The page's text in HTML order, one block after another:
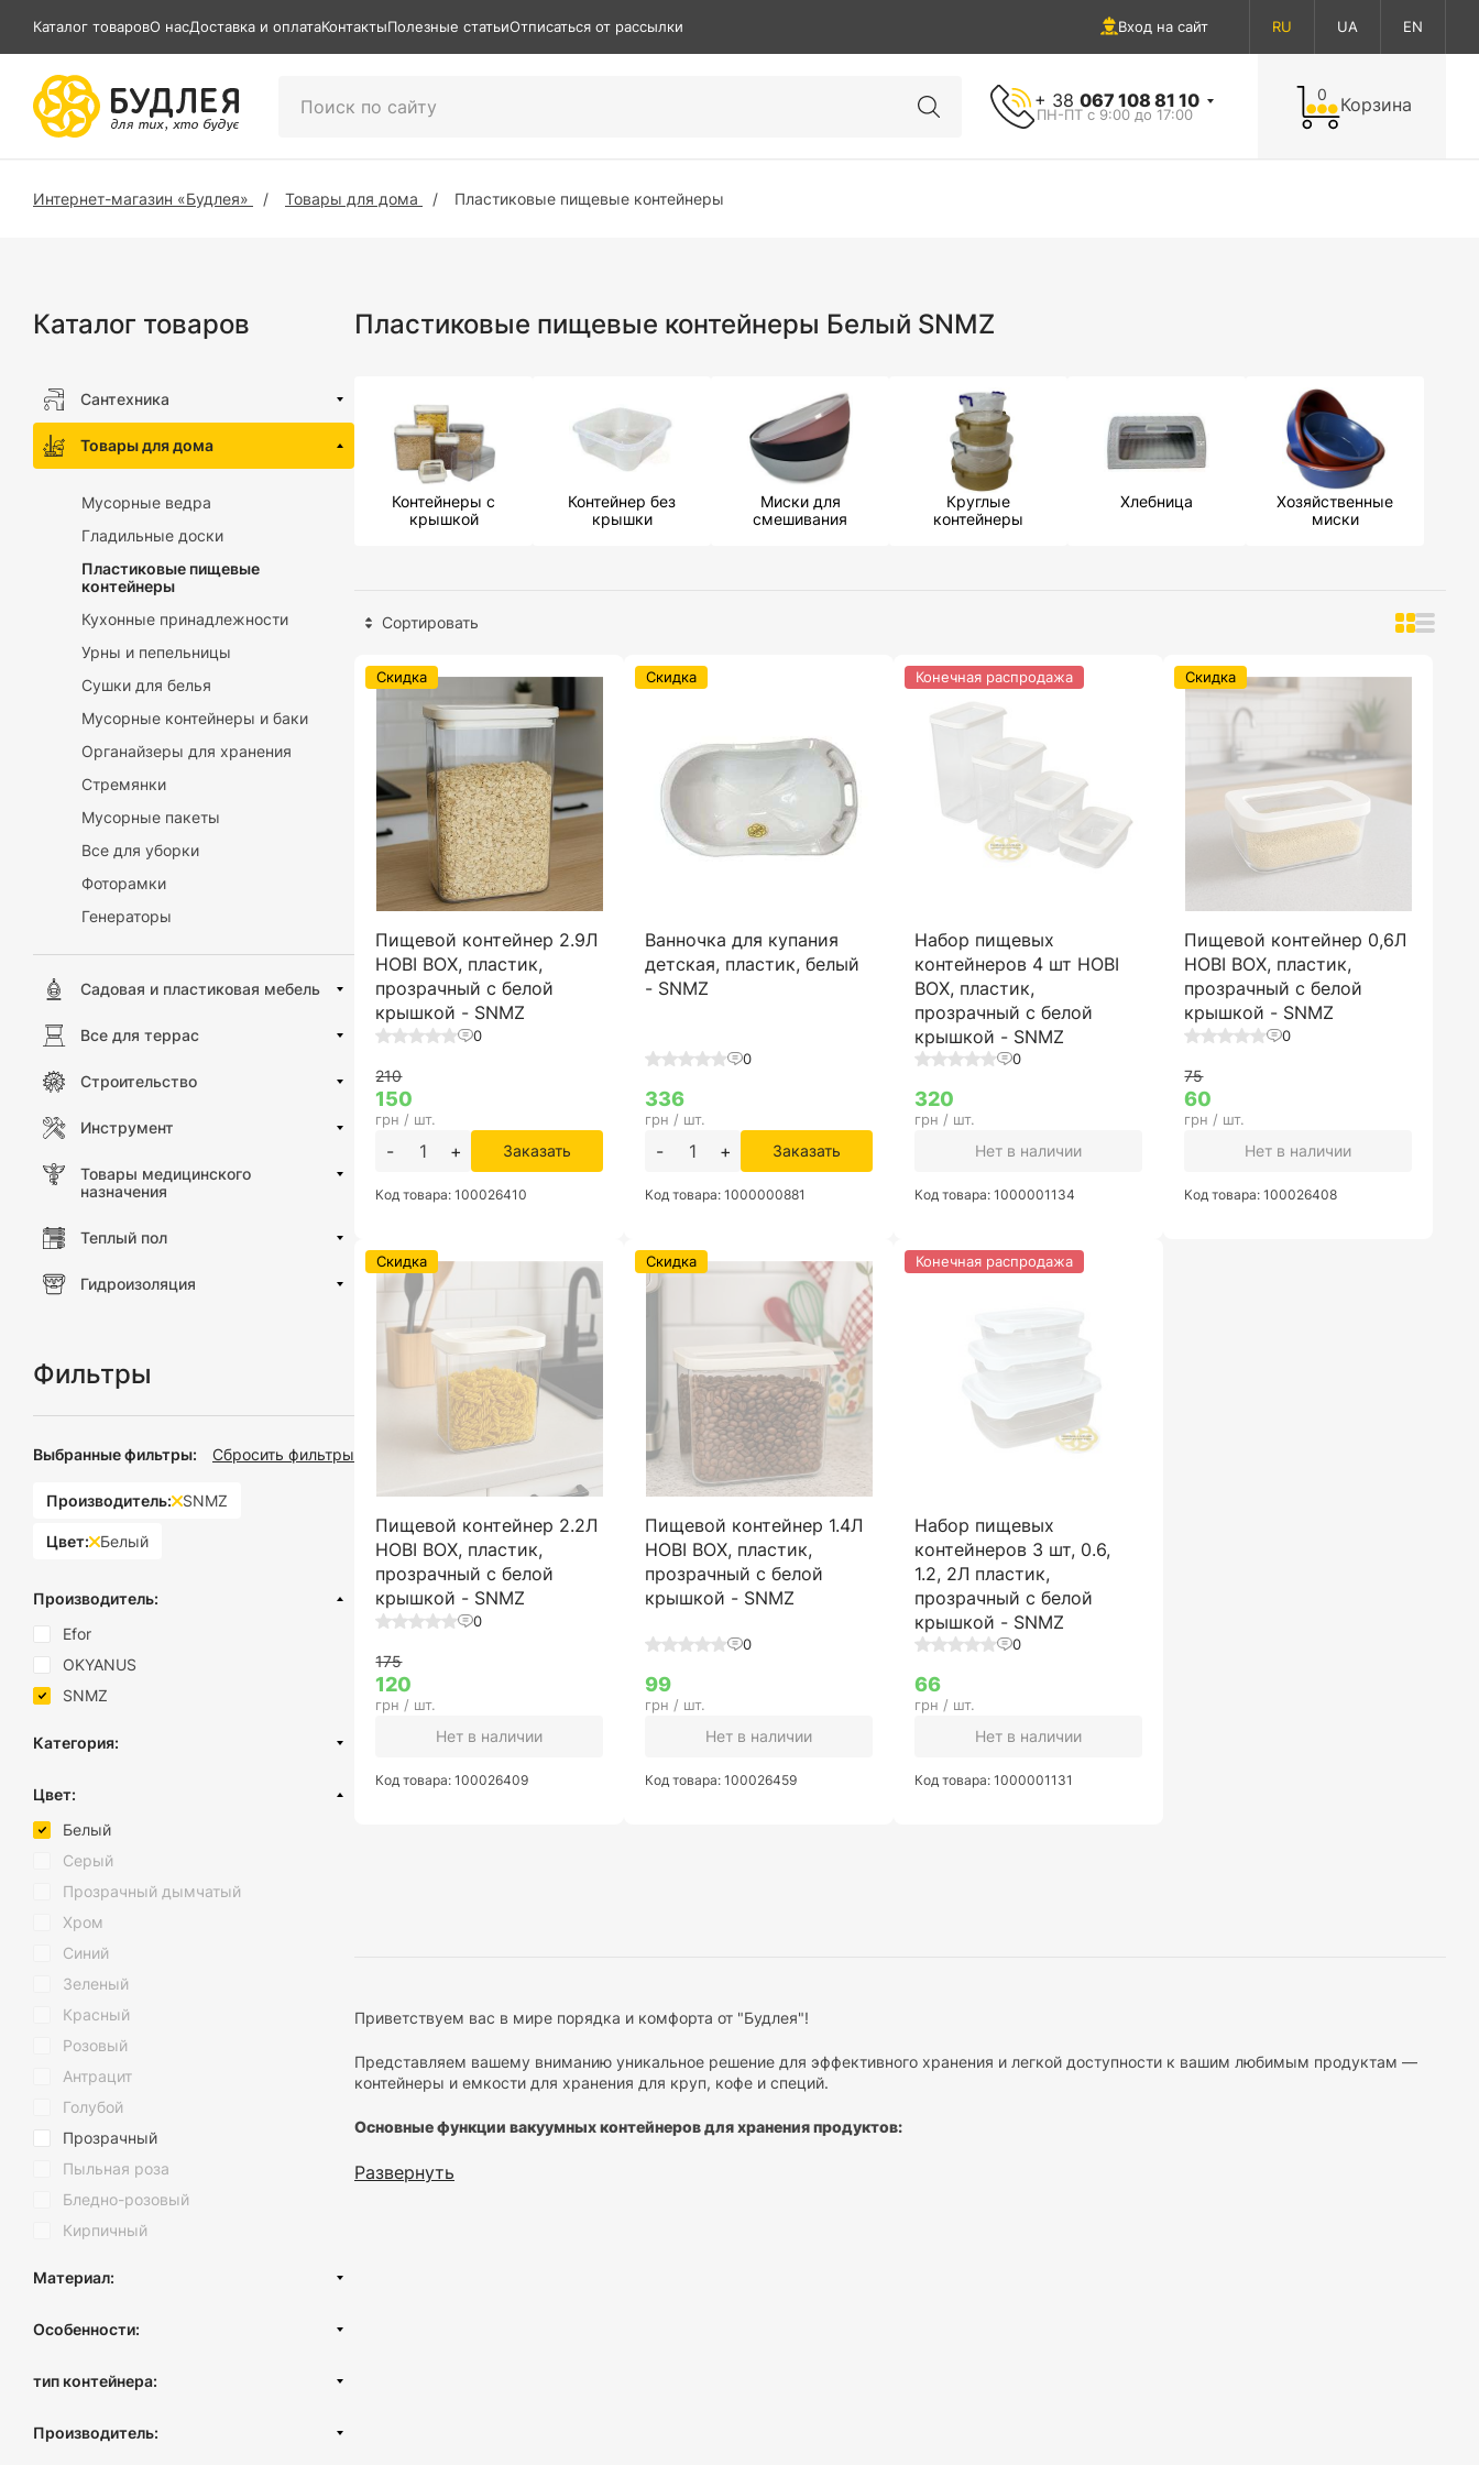
Каталог товаровО насДоставка и оплатаКонтактыПолезные статьиОтписаться от рассылки Вход на сайт RU UA EN
+ 38 067 108 81 10
ПН-ПТ с 9:00 до 17:00
0 Корзина
Интернет-магазин «Будлея» Товары для дома Пластиковые пищевые контейнеры
Каталог товаров
Сантехника
Товары для дома
Мусорные ведра
Гладильные доски
Пластиковые пищевые
контейнеры
Кухонные принадлежности
Урны и пепельницы
Сушки для белья
Мусорные контейнеры и баки
Органайзеры для хранения
Стремянки
Мусорные пакеты
Все для уборки
Фоторамки
Генераторы
Садовая и пластиковая мебель
Все для террас
Строительство
Инструмент
Товары медицинского
назначения
Теплый пол
Гидроизоляция
Фильтры
Выбранные фильтры: Сбросить фильтры
Производитель: SNMZ
Цвет: Белый
Производитель:
Efor
OKYANUS
SNMZ
Категория:
Хозяйственные миски
Ванночки детские
Цвет:
Белый
Серый
Прозрачный дымчатый
Хром
Синий
Зеленый
Красный
Розовый
Антрацит
Голубой
Прозрачный
Пыльная роза
Бледно-розовый
Кирпичный
Материал:
Пластик (вторичный)
Особенности:
Без крышки
тип контейнера:
Миски и емкости для смешивания
Производитель:
Пластиковые пищевые контейнеры Белый SNMZ
Приветствуем вас в мире порядка и комфорта от "Будлея"!
Представляем вашему вниманию уникальное решение для эффективного хранения и легкой доступности к вашим любимым продуктам —
контейнеры и емкости для хранения для круп, кофе и специй.
Основные функции вакуумных контейнеров для хранения продуктов:
Простор и порядок:
Развернуть
Контейнеры с
крышкой
Контейнер без
крышки
Миски для
смешивания
Круглые
контейнеры
Хлебница
Хозяйственные
миски
Сортировать
Пищевой контейнер 2.9Л
HOBI BOX, пластик,
прозрачный с белой
крышкой - SNMZ
0
Скидка
210
150
грн / шт.
- + Заказать
Код товара: 100026410
Ванночка для купания
детская, пластик, белый
- SNMZ
0
Скидка
336
грн / шт.
- + Заказать
Код товара: 1000000881
Набор пищевых
контейнеров 4 шт HOBI
BOX, пластик,
прозрачный с белой
крышкой - SNMZ
0
Конечная распродажа
320
грн / шт.
Нет в наличии
Код товара: 1000001134
Пищевой контейнер 0,6Л
HOBI BOX, пластик,
прозрачный с белой
крышкой - SNMZ
0
Скидка
75
60
грн / шт.
Нет в наличии
Код товара: 100026408
Пищевой контейнер 2.2Л
HOBI BOX, пластик,
прозрачный с белой
крышкой - SNMZ
0
Скидка
175
120
грн / шт.
Нет в наличии
Код товара: 100026409
Пищевой контейнер 1.4Л
HOBI BOX, пластик,
прозрачный с белой
крышкой - SNMZ
0
Скидка
99
грн / шт.
Нет в наличии
Код товара: 100026459
Набор пищевых
контейнеров 3 шт, 0.6,
1.2, 2Л пластик,
прозрачный с белой
крышкой - SNMZ
0
Конечная распродажа
66
грн / шт.
Нет в наличии
Код товара: 1000001131